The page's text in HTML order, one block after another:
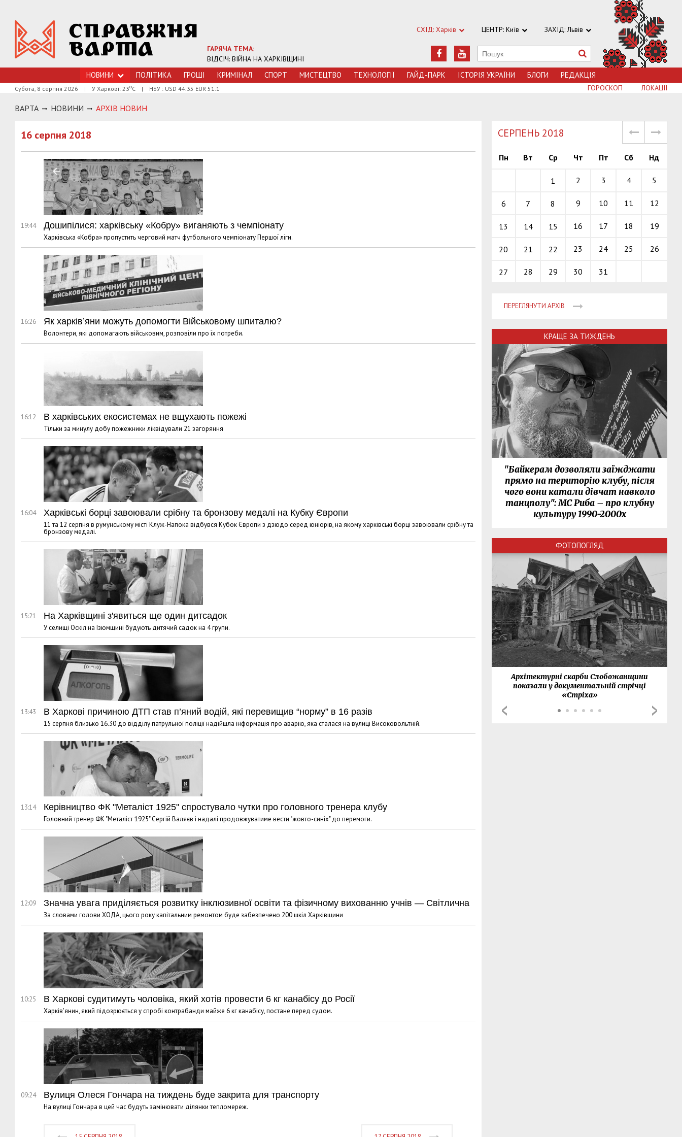
ГАРЯЧА ТЕМА:
ВІДСІЧ: ВІЙНА НА ХАРКІВЩИНІ
СХІД: Харків ЦЕНТР: Київ ЗАХІД: Львів
НОВИНИ ПОЛІТИКА ГРОШI КРИМIНАЛ СПОРТ МИСТЕЦТВО ТЕХНОЛОГIЇ ГАЙД-ПАРК ІСТОРІЯ УКРАЇНИ БЛОГИ РЕДАКЦІЯ
Субота, 8 серпня 2026 | У Харкові: 23оС | НБУ : USD 44.35 EUR 51.1 ЛОКАЦІЇ
ГОРОСКОП
ВАРТА НОВИНИ АРХIВ НОВИН
16 серпня 2018
19:44 Дошипілися: харківську «Кобру» виганяють з чемпіонату
Харківська «Кобра» пропустить черговий матч футбольного чемпіонату Першої ліги.
16:26 Як харків’яни можуть допомогти Військовому шпиталю?
Волонтери, які допомагають військовим, розповіли про їх потреби.
16:12 В харківських екосистемах не вщухають пожежі
Тільки за минулу добу пожежники ліквідували 21 загоряння
16:04 Харківські борці завоювали срібну та бронзову медалі на Кубку Європи
11 та 12 серпня в румунському місті Клуж-Напока відбувся Кубок Європи з дзюдо серед юніорів, на якому харківські борці завоювали срібну та
бронзову медалі.
15:21 На Харківщині з'явиться ще один дитсадок
У селищі Оскіл на Ізюмщині будують дитячий садок на 4 групи.
13:43 В Харкові причиною ДТП став п’яний водій, які перевищив “норму” в 16 разів
15 серпня близько 16.30 до відділу патрульної поліції надійшла інформація про аварію, яка сталася на вулиці Високовольтній.
13:14 Керівництво ФК "Металіст 1925" спростувало чутки про головного тренера клубу
Головний тренер ФК "Металіст 1925" Сергій Валяєв і надалі продовжуватиме вести "жовто-синіх" до перемоги.
12:09 Значна увага приділяється розвитку інклюзивної освіти та фізичному вихованню учнів — Світлична
За словами голови ХОДА, цього року капітальним ремонтом буде забезпечено 200 шкіл Харківщини
10:25 В Харкові судитимуть чоловіка, який хотів провести 6 кг канабісу до Росії
Харків'янин, який підозрюється у спробі контрабанди майже 6 кг канабісу, постане перед судом.
09:24 Вулиця Олеся Гончара на тиждень буде закрита для транспорту
На вулиці Гончара в цей час будуть замінювати ділянки тепломереж.
СЕРПЕНЬ 2018
Пн Вт Ср Чт Пт Сб Нд
1 2 3 4 5
6 7 8 9 10 11 12
13 14 15 16 17 18 19
20 21 22 23 24 25 26
27 28 29 30 31
ПЕРЕГЛЯНУТИ АРХІВ
КРАЩЕ ЗА ТИЖДЕНЬ
"Байкерам дозволяли заїжджати
прямо на територію клубу, після
чого вони катали дівчат навколо
танцполу": МС Риба – про клубну
культуру 1990-2000х
ФОТОПОГЛЯД
Архітектурні скарби Слобожанщини
показали у документальній стрічці
«Стріха»